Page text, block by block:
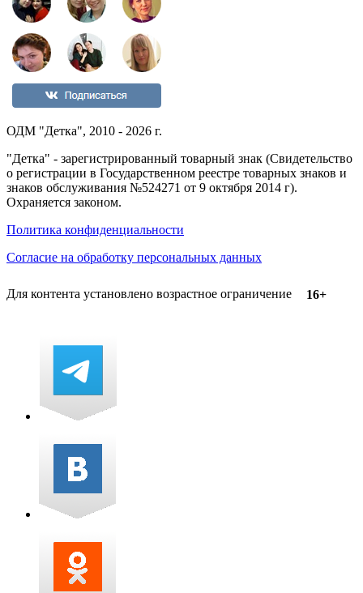
ОДМ "Детка", 2010 - 2026 г.
"Детка" - зарегистрированный товарный знак (Свидетельство
о регистрации в Государственном реестре товарных знаков и
знаков обслуживания №524271 от 9 октября 2014 г).
Охраняется законом.
Политика конфиденциальности
Согласие на обработку персональных данных
Для контента установлено возрастное ограничение 16+